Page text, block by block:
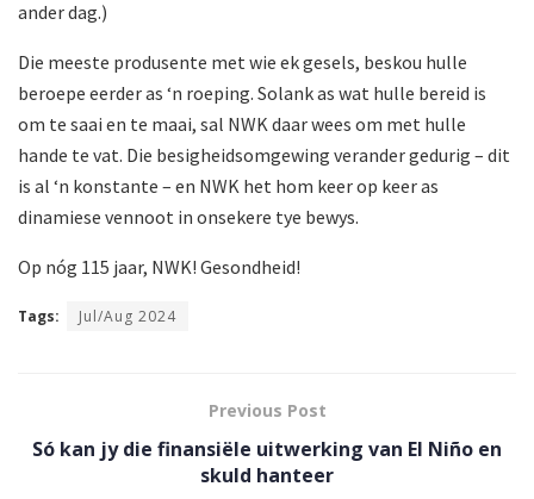
ander dag.)
Die meeste produsente met wie ek gesels, beskou hulle
beroepe eerder as ‘n roeping. Solank as wat hulle bereid is
om te saai en te maai, sal NWK daar wees om met hulle
hande te vat. Die besigheidsomgewing verander gedurig – dit
is al ‘n konstante – en NWK het hom keer op keer as
dinamiese vennoot in onsekere tye bewys.
Op nóg 115 jaar, NWK! Gesondheid!
Tags: Jul/Aug 2024
Previous Post
Só kan jy die finansiële uitwerking van El Niño en
skuld hanteer